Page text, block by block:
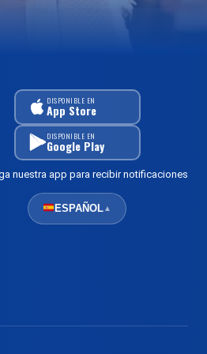
DISPONIBLE EN
App Store
DISPONIBLE EN
Google Play
nuestra app para recibir notificaciones
ESPAÑOL▲